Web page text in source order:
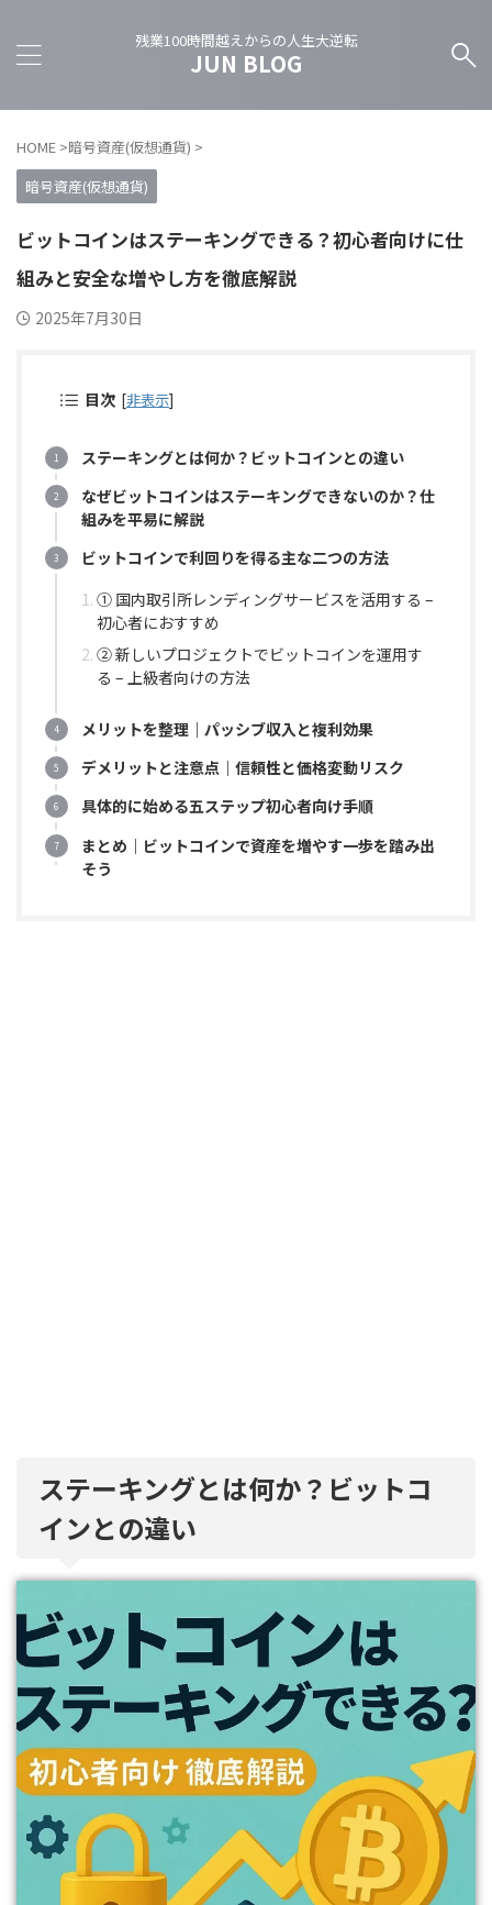
残業100時間越えからの人生大逆転
JUN BLOG
HOME >暗号資産(仮想通貨) >
暗号資産(仮想通貨)
ビットコインはステーキングできる？初心者向けに仕
組みと安全な増やし方を徹底解説
2025年7月30日
目次 [非表示]
ステーキングとは何か？ビットコインとの違い
なぜビットコインはステーキングできないのか？仕
組みを平易に解説
ビットコインで利回りを得る主な二つの方法
① 国内取引所レンディングサービスを活用する –
初心者におすすめ
② 新しいプロジェクトでビットコインを運用す
る – 上級者向けの方法
メリットを整理｜パッシブ収入と複利効果
デメリットと注意点｜信頼性と価格変動リスク
具体的に始める五ステップ初心者向け手順
まとめ｜ビットコインで資産を増やす一歩を踏み出
そう
ステーキングとは何か？ビットコ
インとの違い